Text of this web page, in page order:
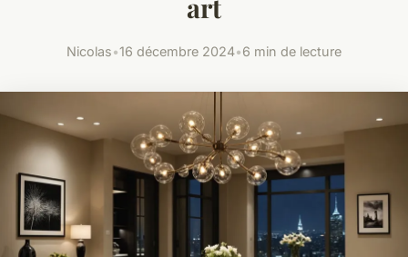
art
Nicolas•16 décembre 2024•6 min de lecture